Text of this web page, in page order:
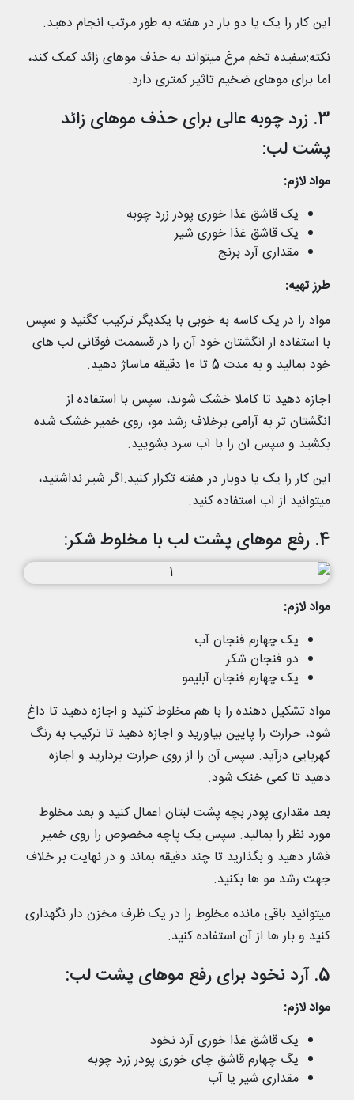
این کار را یک یا دو بار در هفته به طور مرتب انجام دهید.
نکته:سفیده تخم مرغ میتواند به حذف موهای زائد کمک کند،
اما برای موهای ضخیم تاثیر کمتری دارد.
3. زرد چوبه عالی برای حذف موهای زائد
پشت لب:
مواد لازم:
یک قاشق غذا خوری پودر زرد چوبه
یک قاشق غذا خوری شیر
مقداری آرد برنج
طرز تهیه:
مواد را در یک کاسه به خوبی با یکدیگر ترکیب کگنید و سپس
با استفاده ار انگشتان خود آن را در قسممت فوقانی لب های
خود بمالید و به مدت 5 تا 10 دقیقه ماساژ دهید.
اجازه دهید تا کاملا خشک شوند، سپس با استفاده از
انگشتان تر به آرامی برخلاف رشد مو، روی خمیر خشک شده
بکشید و سپس آن را با آب سرد بشویید.
این کار را یک یا دوبار در هفته تکرار کنید.اگر شیر نداشتید،
میتوانید از آب استفاده کنید.
4. رفع موهای پشت لب با مخلوط شکر:
مواد لازم:
یک چهارم فنجان آب
دو فنجان شکر
یک چهارم فنجان آبلیمو
مواد تشکیل دهنده را با هم مخلوط کنید و اجازه دهید تا داغ
شود، حرارت را پایین بیاورید و اجازه دهید تا ترکیب به رنگ
کهربایی درآید. سپس آن را از روی حرارت بردارید و اجازه
دهید تا کمی خنک شود.
بعد مقداری پودر بچه پشت لبتان اعمال کنید و بعد مخلوط
مورد نظر را بمالید. سپس یک پاچه مخصوص را روی خمیر
فشار دهید و بگذارید تا چند دقیقه بماند و در نهایت بر خلاف
جهت رشد مو ها بکنید.
میتوانید باقی مانده مخلوط را در یک ظرف مخزن دار نگهداری
کنید و بار ها از آن استفاده کنید.
5. آرد نخود برای رفع موهای پشت لب:
مواد لازم:
یک قاشق غذا خوری آرد نخود
یگ چهارم قاشق چای خوری پودر زرد چوبه
مقداری شیر یا آب